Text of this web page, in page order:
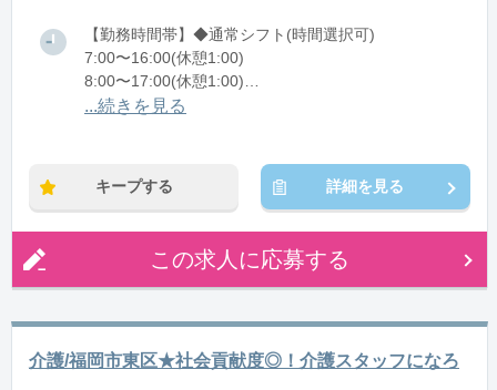
【勤務時間帯】◆通常シフト(時間選択可)
7:00〜16:00(休憩1:00)
8:00〜17:00(休憩1:00)
12:00〜21:00(休憩1:00)
...続きを見る
キープする 詳細を見る
この求人に応募する
介護/福岡市東区★社会貢献度◎！介護スタッフになろ